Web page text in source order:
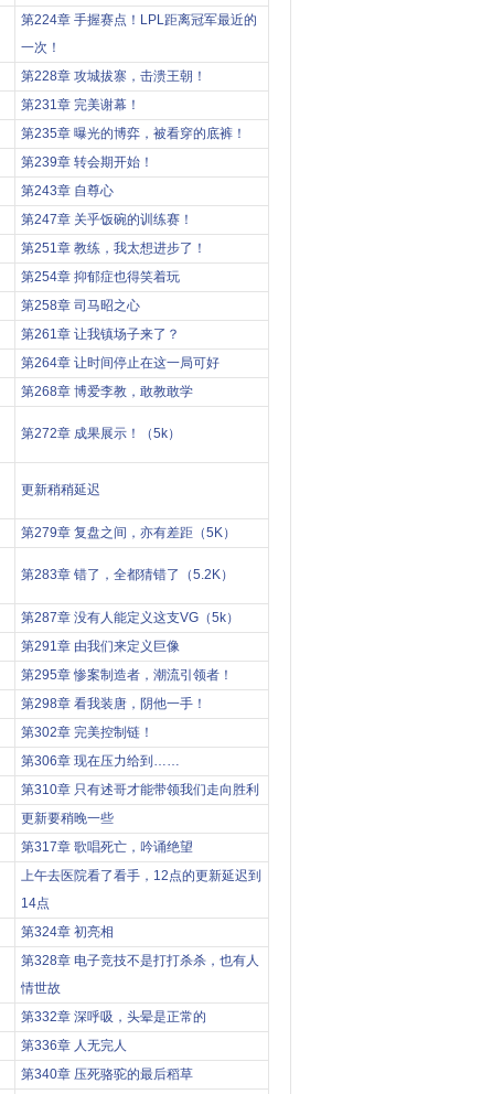
第224章 手握赛点！LPL距离冠军最近的
一次！
第228章 攻城拔寨，击溃王朝！
第231章 完美谢幕！
第235章 曝光的博弈，被看穿的底裤！
第239章 转会期开始！
第243章 自尊心
第247章 关乎饭碗的训练赛！
第251章 教练，我太想进步了！
第254章 抑郁症也得笑着玩
第258章 司马昭之心
第261章 让我镇场子来了？
第264章 让时间停止在这一局可好
第268章 博爱李教，敢教敢学
第272章 成果展示！（5k）
更新稍稍延迟
第279章 复盘之间，亦有差距（5K）
第283章 错了，全都猜错了（5.2K）
第287章 没有人能定义这支VG（5k）
第291章 由我们来定义巨像
第295章 惨案制造者，潮流引领者！
第298章 看我装唐，阴他一手！
第302章 完美控制链！
第306章 现在压力给到……
第310章 只有述哥才能带领我们走向胜利
更新要稍晚一些
第317章 歌唱死亡，吟诵绝望
上午去医院看了看手，12点的更新延迟到
14点
第324章 初亮相
第328章 电子竞技不是打打杀杀，也有人
情世故
第332章 深呼吸，头晕是正常的
第336章 人无完人
第340章 压死骆驼的最后稻草